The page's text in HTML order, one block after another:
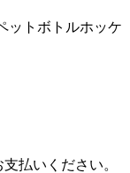
ットボトルホッケ
払いください。